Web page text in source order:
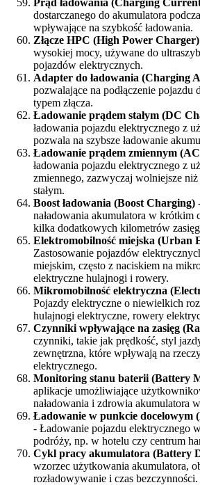
dostarczanego do akumulatora
wpływające na szybkość ładowania.
Złącze HPC (High Power Charger)
wysokiej mocy, używane do
pojazdów elektrycznych.
Adapter do ładowania (Charging
pozwalające na podłączenie pojazdu
typem złącza.
Ładowanie prądem stałym (DC
ładowania pojazdu elektrycznego z
pozwala na szybsze ładowanie
Ładowanie prądem zmiennym
ładowania pojazdu elektrycznego z
zmiennego, zazwyczaj wolniejsze niż
stałym.
Boost ładowania (Boost Charging)
naładowania akumulatora w krótkim
kilka dodatkowych kilometrów
Elektromobilność miejska (Urban
Zastosowanie pojazdów
miejskim, często z naciskiem na
elektryczne hulajnogi i rowery.
Mikromobilność elektryczna
Pojazdy elektryczne o niewielkich
hulajnogi elektryczne, rowery
Czynniki wpływające na zasięg
czynniki, takie jak prędkość, styl
zewnętrzna, które wpływają na
elektrycznego.
Monitoring stanu baterii (Battery
aplikacje umożliwiające
naładowania i zdrowia akumulatora
Ładowanie w punkcie docelowym
- Ładowanie pojazdu elektrycznego
podróży, np. w hotelu czy centrum
Cykl pracy akumulatora (Battery
wzorzec użytkowania akumulatora,
rozładowywanie i czas bezczynności.